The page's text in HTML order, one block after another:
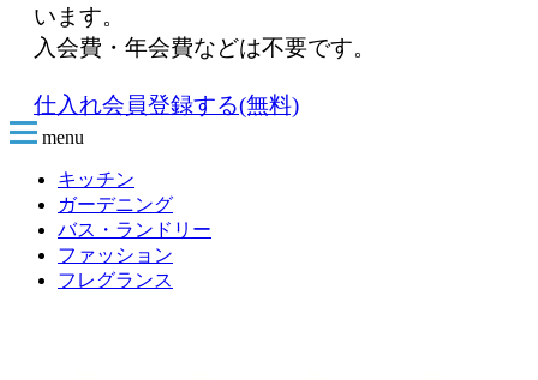
います。
入会費・年会費などは不要です。
仕入れ会員登録する(無料)
menu
キッチン
ガーデニング
バス・ランドリー
ファッション
フレグランス